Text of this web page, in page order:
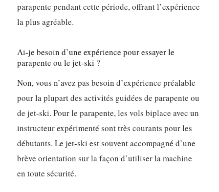
parapente pendant cette période, offrant l’expérience
la plus agréable.
Ai-je besoin d’une expérience pour essayer le
parapente ou le jet-ski ?
Non, vous n’avez pas besoin d’expérience préalable
pour la plupart des activités guidées de parapente ou
de jet-ski. Pour le parapente, les vols biplace avec un
instructeur expérimenté sont très courants pour les
débutants. Le jet-ski est souvent accompagné d’une
brève orientation sur la façon d’utiliser la machine
en toute sécurité.